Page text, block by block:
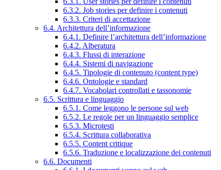
6.3.2. Job stories per definire i contenuti
6.3.3. Criteri di accettazione
6.4. Architettura dell’informazione
6.4.1. Definire l’architettura dell’informazione
6.4.2. Alberatura
6.4.3. Flussi di interazione
6.4.4. Sistemi di navigazione
6.4.5. Tipologie di contenuto (content type)
6.4.6. Ontologie e standard
6.4.7. Vocabolari controllati e tassonomie
6.5. Scrittura e linguaggio
6.5.1. Come leggono le persone sul web
6.5.2. Le regole per un linguaggio semplice
6.5.3. Microtesti
6.5.4. Scrittura collaborativa
6.5.5. Content critique
6.5.6. Traduzione e localizzazione dei contenuti
6.6. Documenti